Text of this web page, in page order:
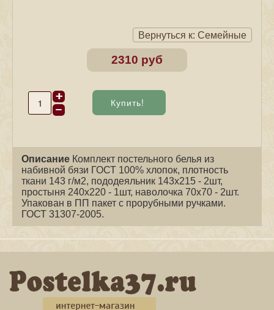
Вернуться к: Семейные
2310 руб
Описание Комплект постельного белья из
набивной бязи ГОСТ 100% хлопок, плотность
ткани 143 г/м2, пододеяльник 143х215 - 2шт,
простыня 240х220 - 1шт, наволочка 70х70 - 2шт.
Упакован в ПП пакет с прорубными ручками.
ГОСТ 31307-2005.